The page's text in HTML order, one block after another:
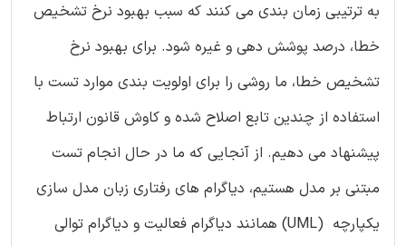
به ترتیبی زمان بندی می کنند که سبب بهبود نرخ تشخیص
خطا، درصد پوشش دهی و غیره شود. برای بهبود نرخ
تشخیص خطا، ما روشی را برای اولویت بندی موارد تست با
استفاده از چندین تابع اصلاح شده و کاوش قانون ارتباط
پیشنهاد می دهیم. از آنجایی که ما در حال انجام تست
مبتنی بر مدل هستیم، دیاگرام های رفتاری زبان مدل سازی
یکپارچه (UML) همانند دیاگرام فعالیت و دیاگرام توالی